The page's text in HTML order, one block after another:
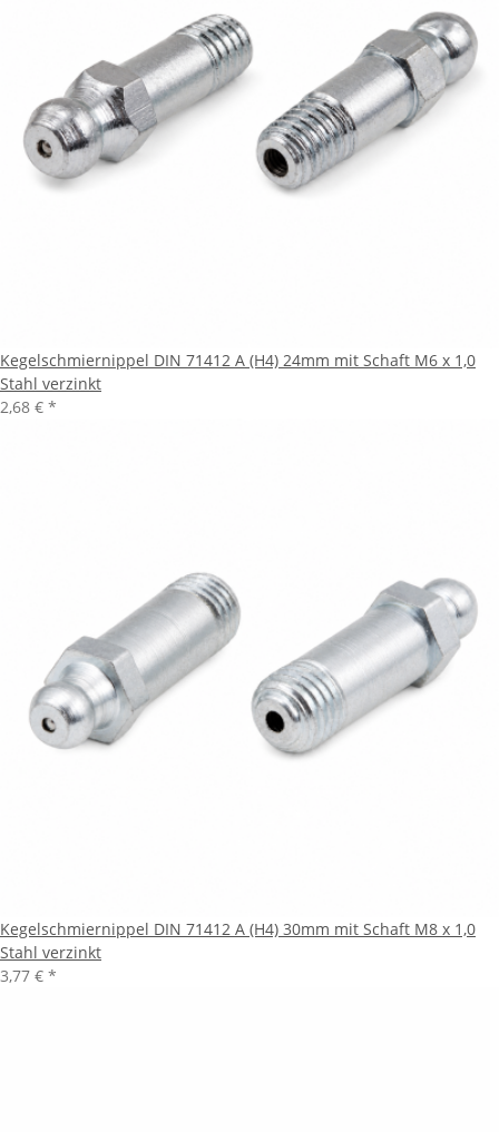
Kegelschmiernippel DIN 71412 A (H4) 24mm mit Schaft M6 x 1,0
Stahl verzinkt
2,68 € *
Kegelschmiernippel DIN 71412 A (H4) 30mm mit Schaft M8 x 1,0
Stahl verzinkt
3,77 € *